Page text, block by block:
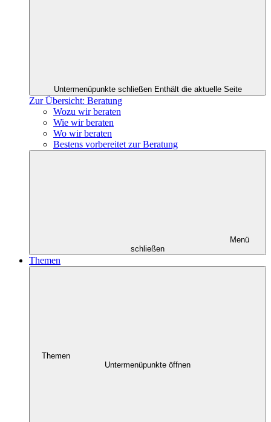
Untermenüpunkte schließen Enthält die aktuelle Seite
Zur Übersicht: Beratung
Wozu wir beraten
Wie wir beraten
Wo wir beraten
Bestens vorbereitet zur Beratung
Menü
schließen
Themen
Themen
Untermenüpunkte öffnen